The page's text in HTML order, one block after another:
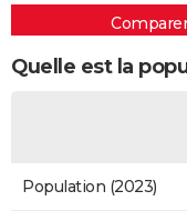
Quelle est la
Population (2023)